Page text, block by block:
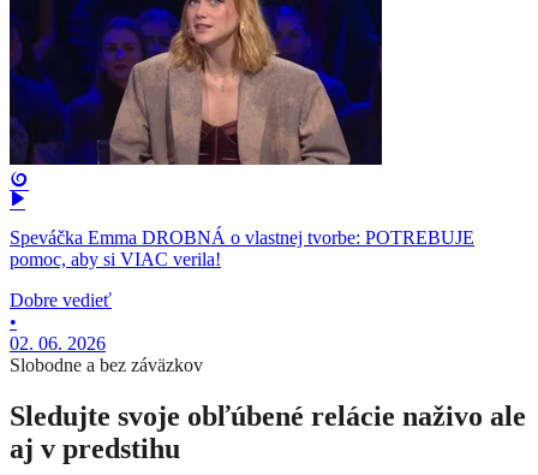
Speváčka Emma DROBNÁ o vlastnej tvorbe: POTREBUJE
pomoc, aby si VIAC verila!
Dobre vedieť
•
02. 06. 2026
Slobodne a bez záväzkov
Sledujte svoje obľúbené relácie naživo ale
aj v predstihu